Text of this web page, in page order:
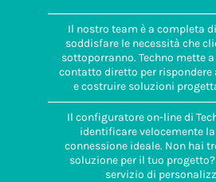
Il nostro team è a completa
soddisfare le necessità che
sottoporranno. Techno mette
contatto diretto per rispondere
e costruire soluzioni
Il configuratore on-line di
identificare velocemente
connessione ideale. Non hai
soluzione per il tuo
servizio di